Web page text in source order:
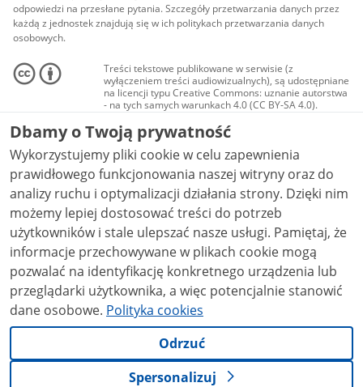
odpowiedzi na przesłane pytania. Szczegóły przetwarzania danych przez
każdą z jednostek znajdują się w ich politykach przetwarzania danych
osobowych.
Treści tekstowe publikowane w serwisie (z
wyłączeniem treści audiowizualnych), są udostępniane
na licencji typu Creative Commons: uznanie autorstwa
- na tych samych warunkach 4.0 (CC BY-SA 4.0).
Materiały audiowizualne, w tym zdjęcia, materiały
audio i wideo, są udostępniane na licencji typu
Creative Commons: uznanie autorstwa użycie
niekomercyjne - bez utworów zależnych 4.0 (CC BY-
NC-ND 4.0), o ile nie jest to stwierdzone inaczej.
Dbamy o Twoją prywatność
Wykorzystujemy pliki cookie w celu zapewnienia
prawidłowego funkcjonowania naszej witryny oraz do
analizy ruchu i optymalizacji działania strony. Dzięki nim
możemy lepiej dostosować treści do potrzeb
użytkowników i stale ulepszać nasze usługi. Pamiętaj, że
informacje przechowywane w plikach cookie mogą
pozwalać na identyfikację konkretnego urządzenia lub
przeglądarki użytkownika, a więc potencjalnie stanowić
dane osobowe. Polityka cookies
Odrzuć
Spersonalizuj